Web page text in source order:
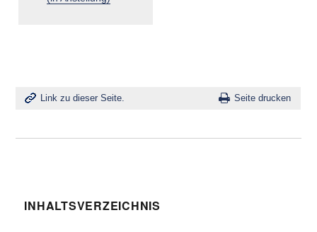
Link zu dieser Seite. Seite drucken
INHALTSVERZEICHNIS